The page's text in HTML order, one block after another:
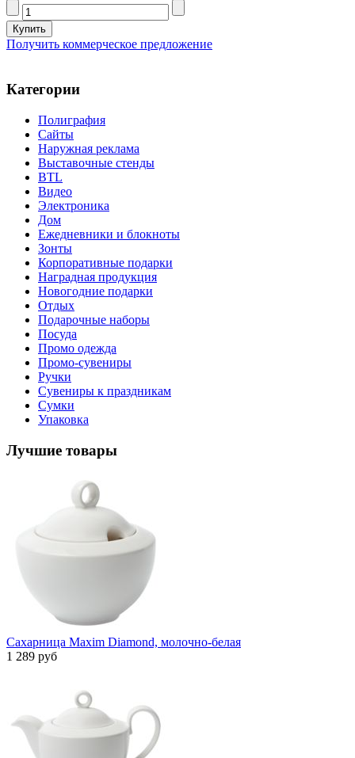
Получить коммерческое предложение
Категории
Полиграфия
Сайты
Наружная реклама
Выставочные стенды
BTL
Видео
Электроника
Дом
Ежедневники и блокноты
Зонты
Корпоративные подарки
Наградная продукция
Новогодние подарки
Отдых
Подарочные наборы
Посуда
Промо одежда
Промо-сувениры
Ручки
Сувениры к праздникам
Сумки
Упаковка
Лучшие товары
Сахарница Maxim Diamond, молочно-белая
1 289 руб